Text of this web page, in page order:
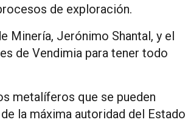
de exploración.
Minería, Jerónimo Shantal, y el
de Vendimia para tener todo
metalíferos que se pueden
la máxima autoridad del Estado